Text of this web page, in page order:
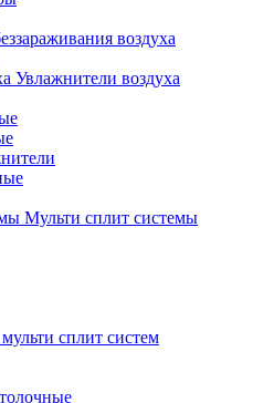
воздуха
Увлажнители воздуха
Мульти сплит системы
сплит систем